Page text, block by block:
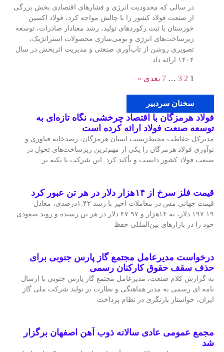
در سالی که محدودیت انرژی و فشارهای اقتصادی بخش بزرگی
از صنعت فولاد کشور را با چالش مواجه کرد، فولاد اکسین
خوزستان با ثبت رکوردهای تولید، رشد معنادار صادرات، توسعه
زیرساخت‌های انرژی و بومی‌سازی محصولات استراتژیک،
تصویری روشن از تاب‌آوری صنعتی و مدیریت اثربخش در سال
۱۴۰۴ ارائه داد.
1
2
3
…
7 بعدی »
سخنان سردبیر
فولاد هرمزگان با اقتصاد چرخشی، نگاه تازه‌ای به
توسعه صنعت فولاد ارائه کرده است
مدیرکل حفاظت محیط‌زیست استان هرمزگان، رصدخانه فناوری و
نوآوری فولاد هرمزگان را یکی از مهم‌ترین زیرساخت‌های تحول در
صنعت فولاد کشور دانست و تأکید کرد: این شرکت با تکیه بر
قیمت فلز سرخ از ۱۴هزار دلار در هر تن عبور کرد
قیمت جهانی مس در معاملات اخیر با رشد ۱.۴۲درصدی، معادل
۱۹۷.۱۹ دلار، به ۱۴هزار و ۴۷.۹۷ دلار در هر تن رسیده و روند صعودی
خود را در بازارهای بین‌المللی حفظ
درخواست مدیرعامل مجتمع گاز پارس جنوبی برای
حذف سقف حقوق کارکنان رسمی
به گزارش کلام صنعت، مدیرعامل مجتمع گاز پارس جنوبی با ارسال
نامه ای رسمی به مدیر هماهنگی و نظارت بر تولید شرکت ملی گاز
ایران، خواستار بازنگری در نظام پرداخت
مجمع عمومی عادی سالانه ذوب آهن اصفهان برگزار
شد